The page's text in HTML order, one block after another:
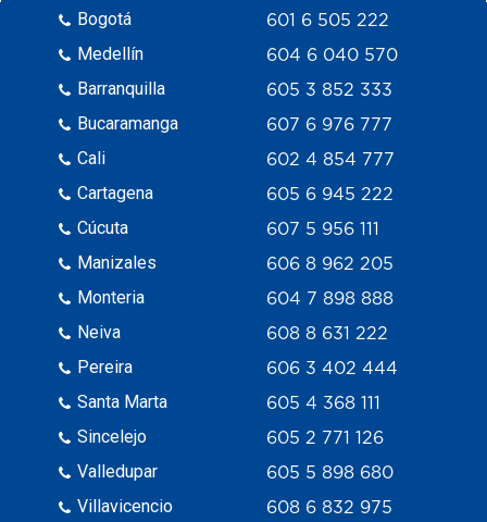
Bogotá
Medellín
Barranquilla
Bucaramanga
Cali
Cartagena
Cúcuta
Manizales
Monteria
Neiva
Pereira
Santa Marta
Sincelejo
Valledupar
Villavicencio
601 6 505 222
604 6 040 570
605 3 852 333
607 6 976 777
602 4 854 777
605 6 945 222
607 5 956 111
606 8 962 205
604 7 898 888
608 8 631 222
606 3 402 444
605 4 368 111
605 2 771 126
605 5 898 680
608 6 832 975